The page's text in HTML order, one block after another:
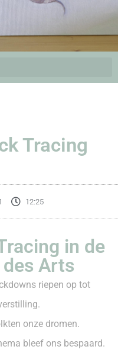
Tracing
12:25
in de
Arts
riepen op tot
onze dromen.
bleef ons bespaard.